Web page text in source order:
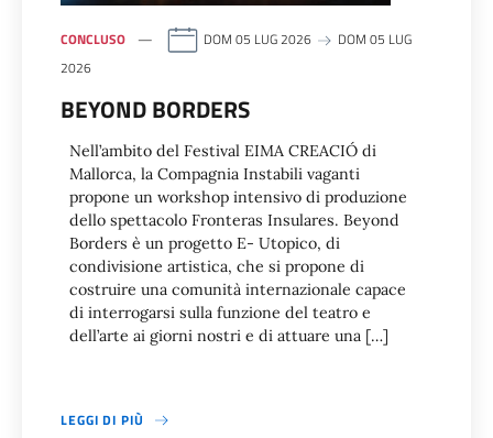
CONCLUSO DOM 05 LUG 2026
DOM 05 LUG
2026
BEYOND BORDERS
Nell’ambito del Festival EIMA CREACIÓ di
Mallorca, la Compagnia Instabili vaganti
propone un workshop intensivo di produzione
dello spettacolo Fronteras Insulares. Beyond
Borders è un progetto E- Utopico, di
condivisione artistica, che si propone di
costruire una comunità internazionale capace
di interrogarsi sulla funzione del teatro e
dell’arte ai giorni nostri e di attuare una […]
LEGGI DI PIÙ